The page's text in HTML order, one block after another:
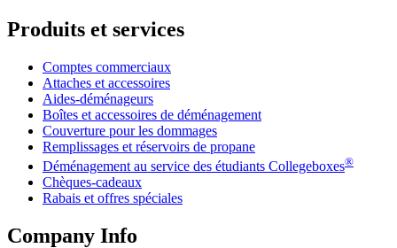
Produits et services
Comptes commerciaux
Attaches et accessoires
Aides-déménageurs
Boîtes et accessoires de déménagement
Couverture pour les dommages
Remplissages et réservoirs de propane
Déménagement au service des étudiants Collegeboxes®
Chèques-cadeaux
Rabais et offres spéciales
Company Info